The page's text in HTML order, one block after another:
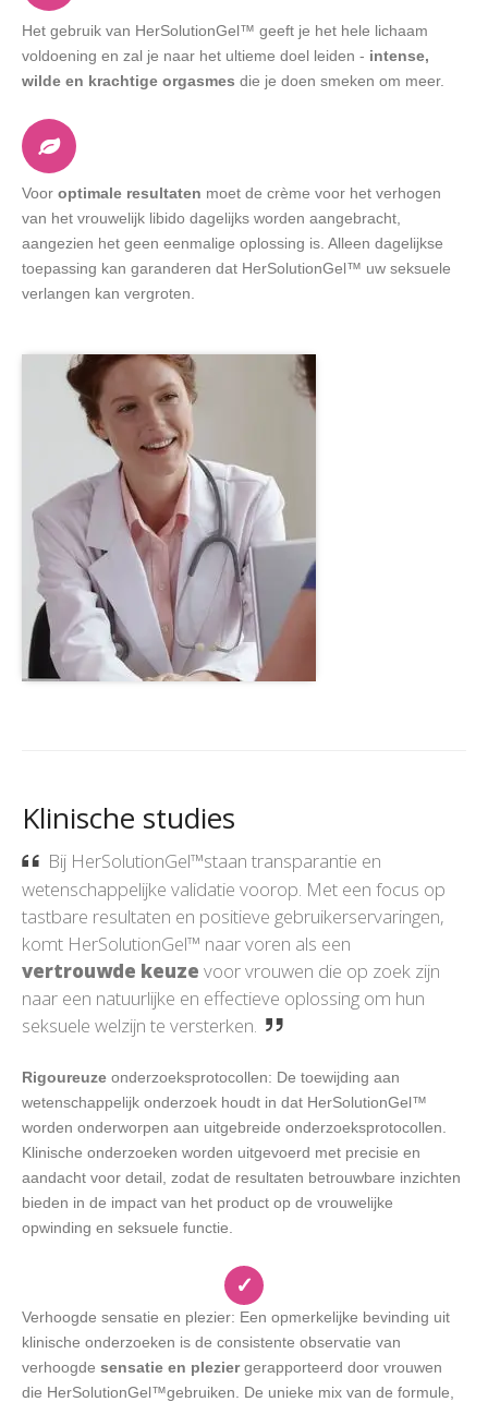
Het gebruik van HerSolutionGel™ geeft je het hele lichaam
voldoening en zal je naar het ultieme doel leiden - intense,
wilde en krachtige orgasmes die je doen smeken om meer.
Voor optimale resultaten moet de crème voor het verhogen
van het vrouwelijk libido dagelijks worden aangebracht,
aangezien het geen eenmalige oplossing is. Alleen dagelijkse
toepassing kan garanderen dat HerSolutionGel™ uw seksuele
verlangen kan vergroten.
Klinische studies
Bij HerSolutionGel™staan transparantie en
wetenschappelijke validatie voorop. Met een focus op
tastbare resultaten en positieve gebruikerservaringen,
komt HerSolutionGel™ naar voren als een
vertrouwde keuze voor vrouwen die op zoek zijn
naar een natuurlijke en effectieve oplossing om hun
seksuele welzijn te versterken.
Rigoureuze onderzoeksprotocollen: De toewijding aan
wetenschappelijk onderzoek houdt in dat HerSolutionGel™
worden onderworpen aan uitgebreide onderzoeksprotocollen.
Klinische onderzoeken worden uitgevoerd met precisie en
aandacht voor detail, zodat de resultaten betrouwbare inzichten
bieden in de impact van het product op de vrouwelijke
opwinding en seksuele functie.
✓
Verhoogde sensatie en plezier: Een opmerkelijke bevinding uit
klinische onderzoeken is de consistente observatie van
verhoogde sensatie en pleziergerapporteerd door vrouwen
die HerSolutionGel™gebruiken. De unieke mix van de formule,